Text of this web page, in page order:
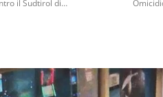
Il Bari si salva (per ora), tre gol al Catanzaro: playout contro il Sudtirol di Masiello per restare in B